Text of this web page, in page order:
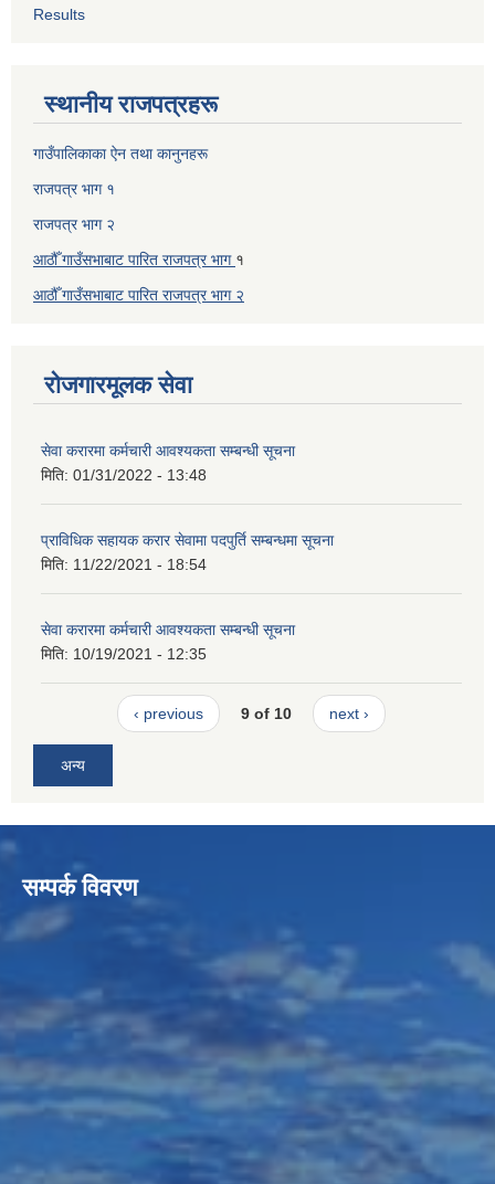
Results
स्थानीय राजपत्रहरू
गाउँपालिकाका ऐन तथा कानुनहरू
राजपत्र भाग १
राजपत्र भाग २
आठौँ गाउँसभाबाट पारित राजपत्र भाग १
आठौँ गाउँसभाबाट पारित राजपत्र भाग २
रोजगारमूलक सेवा
सेवा करारमा कर्मचारी आवश्यकता सम्बन्धी सूचना
मिति: 01/31/2022 - 13:48
प्राविधिक सहायक करार सेवामा पदपुर्ति सम्बन्धमा सूचना
मिति: 11/22/2021 - 18:54
सेवा करारमा कर्मचारी आवश्यकता सम्बन्धी सूचना
मिति: 10/19/2021 - 12:35
‹ previous 9 of 10 next ›
अन्य
सम्पर्क विवरण